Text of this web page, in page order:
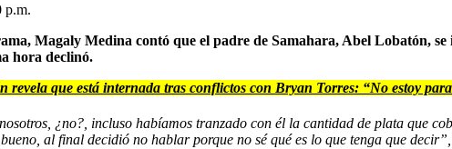
p.m.
Magaly Medina contó que el padre de Samahara, Abel Lobatón,
hora declinó.
revela que está internada tras conflictos con Bryan Torres: “No estoy
¿no?, incluso habíamos tranzado con él la cantidad de plata que
al final decidió no hablar porque no sé qué es lo que tenga que decir”,